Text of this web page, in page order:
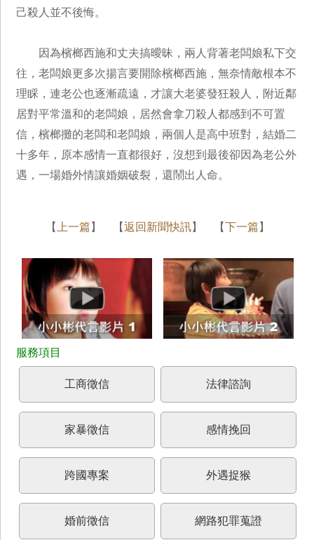
己殺人並不後悔。
因為檳榔西施和丈夫搞曖昧，兩人背著老闆娘私下交
往，老闆娘更多次揚言要開除檳榔西施，無奈情敵根本不
理睬，連老公也逐漸疏遠，才讓大老婆發狂殺人，附近鄰
居對平常溫和的老闆娘，居然會拿刀殺人都感到不可置
信，檳榔攤的老闆和老闆娘，兩個人是高中班對，結婚二
十多年，原本感情一直都很好，沒想到最後卻因為老公外
遇，一場婚外情讓婚姻破裂，還鬧出人命。
【 上一篇 】 【返回新聞快訊】 【下一篇 】
工商徵信 法律諮詢
家暴徵信 感情挽回
跨國專案 外遇捉猴
婚前徵信 網路犯罪蒐證